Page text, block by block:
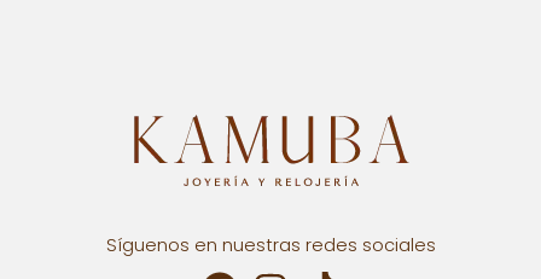
Síguenos en nuestras redes sociales